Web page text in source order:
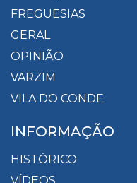
FREGUESIAS
GERAL
OPINIÃO
VARZIM
VILA DO CONDE
INFORMAÇÃO
HISTÓRICO